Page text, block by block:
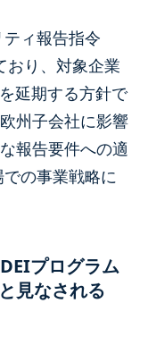
ィ報告指令
おり、対象企業
延期する方針で
州子会社に影響
報告要件への適
の事業戦略に
プログラム
見なされる